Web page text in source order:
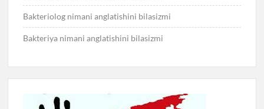
Bakteriolog nimani anglatishini bilasizmi
Bakteriya nimani anglatishini bilasizmi